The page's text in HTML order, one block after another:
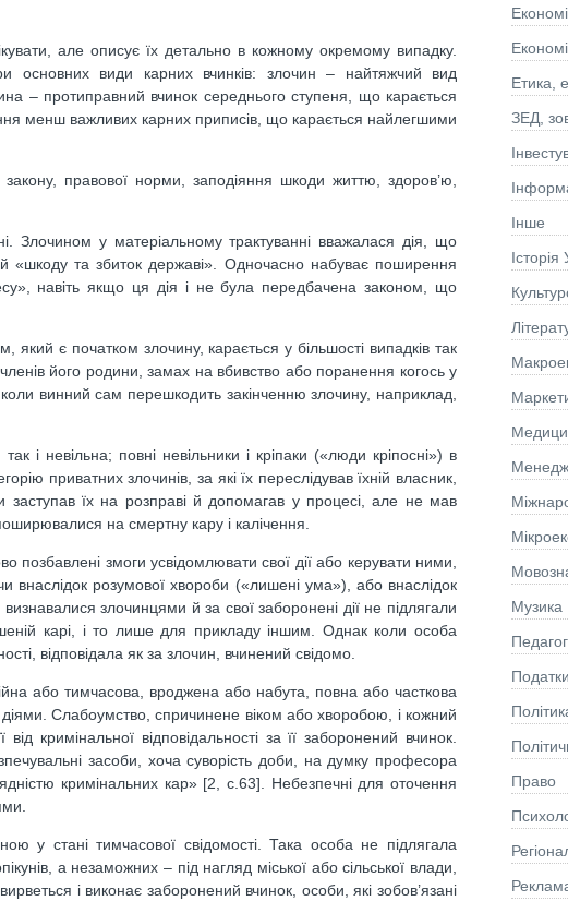
але описує їх детально в кожному окремому випадку.
основних види карних вчинків: злочин – найтяжчий вид
– протиправний вчинок середнього ступеня, що карається
менш важливих карних приписів, що карається найлегшими
правової норми, заподіяння шкоди життю, здоров’ю,
Злочином у матеріальному трактуванні вважалася дія, що
«шкоду та збиток державі». Одночасно набуває поширення
навіть якщо ця дія і не була передбачена законом, що
є початком злочину, карається у більшості випадків так
його родини, замах на вбивство або поранення когось у
винний сам перешкодить закінченню злочину, наприклад,
і невільна; повні невільники і кріпаки («люди кріпосні») в
приватних злочинів, за які їх переслідував їхній власник,
заступав їх на розправі й допомагав у процесі, але не мав
на смертну кару і калічення.
змоги усвідомлювати свої дії або керувати ними,
внаслідок розумової хвороби («лишені ума»), або внаслідок
злочинцями й за свої заборонені дії не підлягали
карі, і то лише для прикладу іншим. Однак коли особа
відповідала як за злочин, вчинений свідомо.
або тимчасова, вроджена або набута, повна або часткова
діями. Слабоумство, спричинене віком або хворобою, і кожний
кримінальної відповідальності за її заборонений вчинок.
засоби, хоча суворість доби, на думку професора
кримінальних кар» [2, с.63]. Небезпечні для оточення
у стані тимчасової свідомості. Така особа не підлягала
а незаможних – під нагляд міської або сільської влади,
і виконає заборонений вчинок, особи, які зобов’язані
Етика,
ЗЕД,
Інше
Історія
Музика
Право